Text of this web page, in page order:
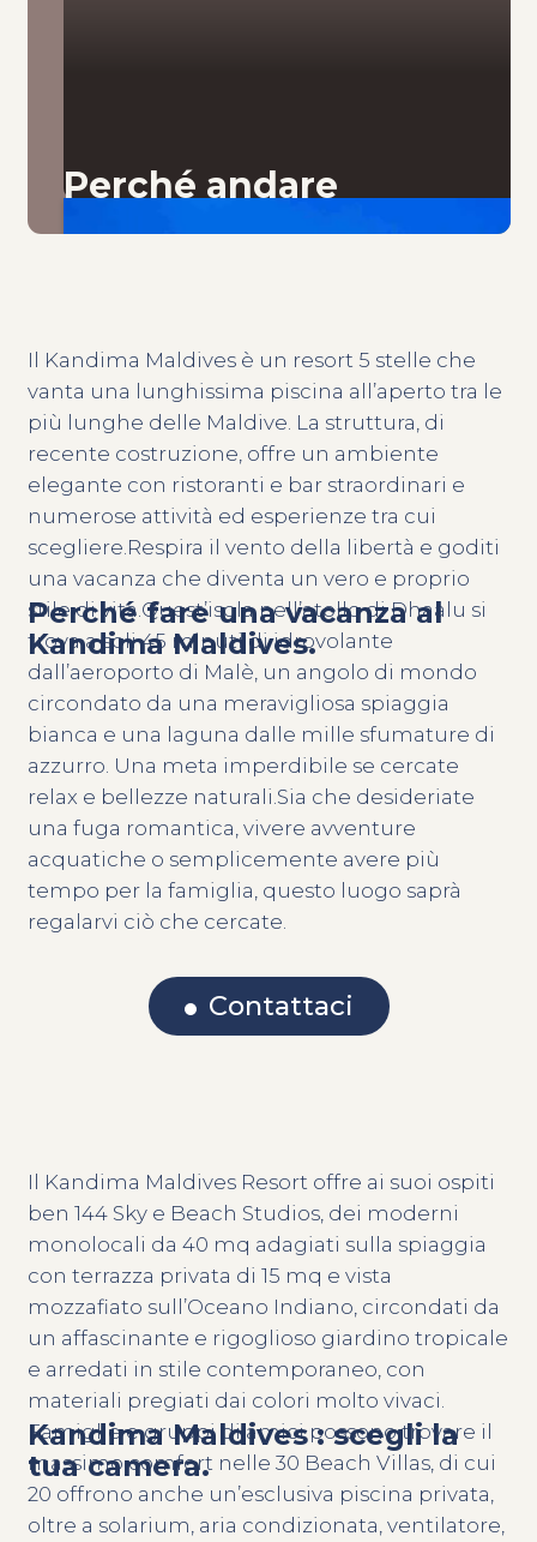
Perché andare
Perché fare una vacanza al
Kandima Maldives.
Il Kandima Maldives è un resort 5 stelle che
vanta una lunghissima piscina all’aperto tra le
più lunghe delle Maldive. La struttura, di
recente costruzione, offre un ambiente
elegante con ristoranti e bar straordinari e
numerose attività ed esperienze tra cui
scegliere.Respira il vento della libertà e goditi
una vacanza che diventa un vero e proprio
stile di vita.Quest’isola nell’atollo di Dhaalu si
trova a soli 45 minuti di idrovolante
dall’aeroporto di Malè, un angolo di mondo
circondato da una meravigliosa spiaggia
bianca e una laguna dalle mille sfumature di
azzurro. Una meta imperdibile se cercate
relax e bellezze naturali.Sia che desideriate
una fuga romantica, vivere avventure
acquatiche o semplicemente avere più
tempo per la famiglia, questo luogo saprà
regalarvi ciò che cercate.
Contattaci
Kandima Maldives : scegli la
tua camera.
Il Kandima Maldives Resort offre ai suoi ospiti
ben 144 Sky e Beach Studios, dei moderni
monolocali da 40 mq adagiati sulla spiaggia
con terrazza privata di 15 mq e vista
mozzafiato sull’Oceano Indiano, circondati da
un affascinante e rigoglioso giardino tropicale
e arredati in stile contemporaneo, con
materiali pregiati dai colori molto vivaci.
Famiglie e gruppi di amici possono trovare il
massimo comfort nelle 30 Beach Villas, di cui
20 offrono anche un’esclusiva piscina privata,
oltre a solarium, aria condizionata, ventilatore,